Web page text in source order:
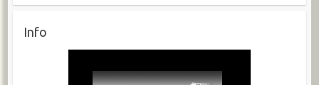
Info